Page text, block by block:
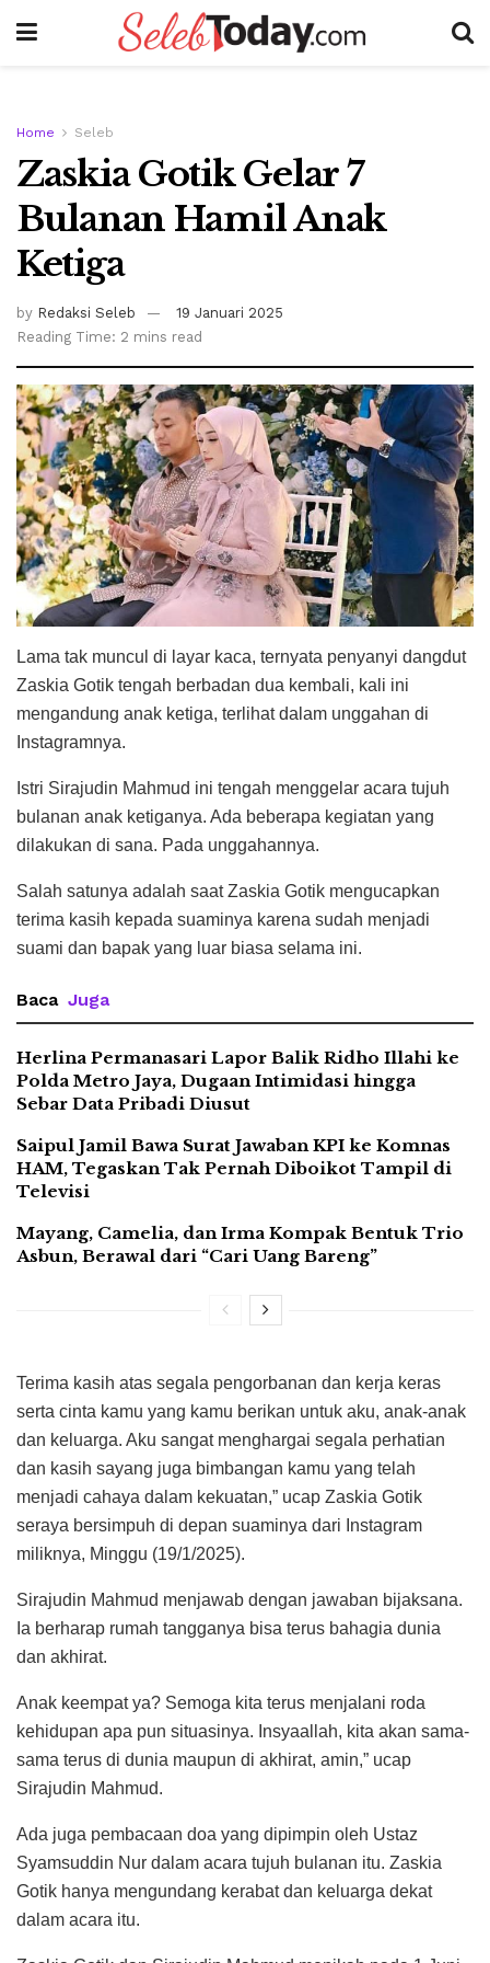
Home Seleb
Zaskia Gotik Gelar 7
Bulanan Hamil Anak
Ketiga
by Redaksi Seleb
19 Januari 2025
Reading Time: 2 mins read
Lama tak muncul di layar kaca, ternyata penyanyi dangdut
Zaskia Gotik tengah berbadan dua kembali, kali ini
mengandung anak ketiga, terlihat dalam unggahan di
Instagramnya.
Istri Sirajudin Mahmud ini tengah menggelar acara tujuh
bulanan anak ketiganya. Ada beberapa kegiatan yang
dilakukan di sana. Pada unggahannya.
Salah satunya adalah saat Zaskia Gotik mengucapkan
terima kasih kepada suaminya karena sudah menjadi
suami dan bapak yang luar biasa selama ini.
Baca Juga
Herlina Permanasari Lapor Balik Ridho Illahi ke
Polda Metro Jaya, Dugaan Intimidasi hingga
Sebar Data Pribadi Diusut
Saipul Jamil Bawa Surat Jawaban KPI ke Komnas
HAM, Tegaskan Tak Pernah Diboikot Tampil di
Televisi
Mayang, Camelia, dan Irma Kompak Bentuk Trio
Asbun, Berawal dari “Cari Uang Bareng”
Terima kasih atas segala pengorbanan dan kerja keras
serta cinta kamu yang kamu berikan untuk aku, anak-anak
dan keluarga. Aku sangat menghargai segala perhatian
dan kasih sayang juga bimbangan kamu yang telah
menjadi cahaya dalam kekuatan,” ucap Zaskia Gotik
seraya bersimpuh di depan suaminya dari Instagram
miliknya, Minggu (19/1/2025).
Sirajudin Mahmud menjawab dengan jawaban bijaksana.
Ia berharap rumah tangganya bisa terus bahagia dunia
dan akhirat.
Anak keempat ya? Semoga kita terus menjalani roda
kehidupan apa pun situasinya. Insyaallah, kita akan sama-
sama terus di dunia maupun di akhirat, amin,” ucap
Sirajudin Mahmud.
Ada juga pembacaan doa yang dipimpin oleh Ustaz
Syamsuddin Nur dalam acara tujuh bulanan itu. Zaskia
Gotik hanya mengundang kerabat dan keluarga dekat
dalam acara itu.